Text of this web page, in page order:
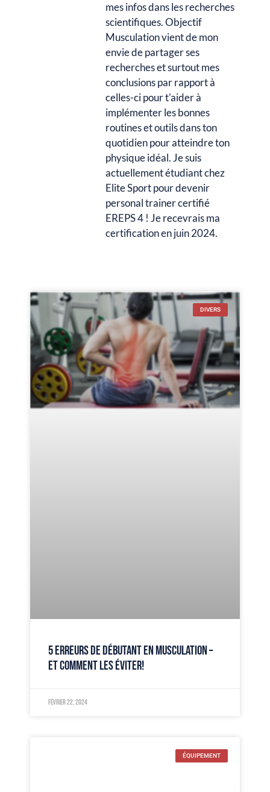
mes infos dans les recherches
scientifiques. Objectif
Musculation vient de mon
envie de partager ses
recherches et surtout mes
conclusions par rapport à
celles-ci pour t'aider à
implémenter les bonnes
routines et outils dans ton
quotidien pour atteindre ton
physique idéal. Je suis
actuellement étudiant chez
Elite Sport pour devenir
personal trainer certifié
EREPS 4 ! Je recevrais ma
certification en juin 2024.
DIVERS
5 ERREURS DE DÉBUTANT EN MUSCULATION –
ET COMMENT LES ÉVITER!
février 22, 2024
ÉQUIPEMENT